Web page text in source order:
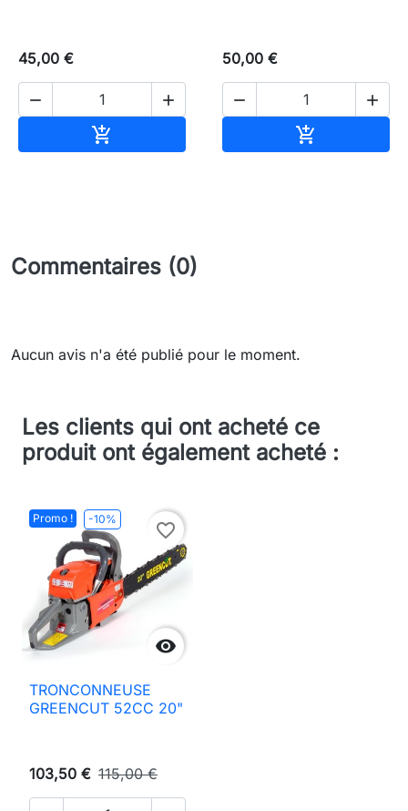
45,00 €
 

50,00 €
 

Commentaires (0)
Aucun avis n'a été publié pour le moment.
Les clients qui ont acheté ce
produit ont également acheté :
Promo ! -10%

favorite_border
TRONCONNEUSE
GREENCUT 52CC 20"
103,50 € 115,00 €